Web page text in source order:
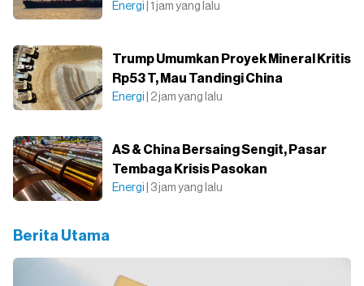
Energi | 1 jam yang lalu
Trump Umumkan Proyek Mineral Kritis
Rp53 T, Mau Tandingi China
Energi | 2 jam yang lalu
AS & China Bersaing Sengit, Pasar
Tembaga Krisis Pasokan
Energi | 3 jam yang lalu
Berita Utama